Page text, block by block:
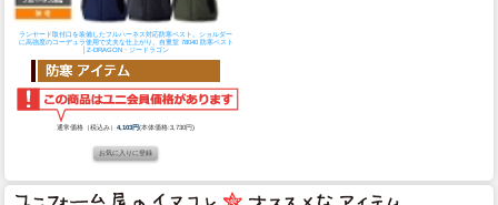
ランヤード取付口を装備したフルハーネス対応防寒ベスト。ショルダー
に高強度のコーデュラ使用で丈夫な仕上がり。 自重堂 78040 防寒ベスト
│Z-DRAGON・ジードラゴン
通常価格（税込み）4,103円(本体価格:3,730円)